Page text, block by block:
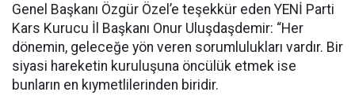
Genel Başkanı Özgür Özel’e teşekkür eden YENİ Parti
Kars Kurucu İl Başkanı Onur Uluşdaşdemir: “Her
dönemin, geleceğe yön veren sorumlulukları vardır. Bir
siyasi hareketin kuruluşuna öncülük etmek ise
bunların en kıymetlilerinden biridir.